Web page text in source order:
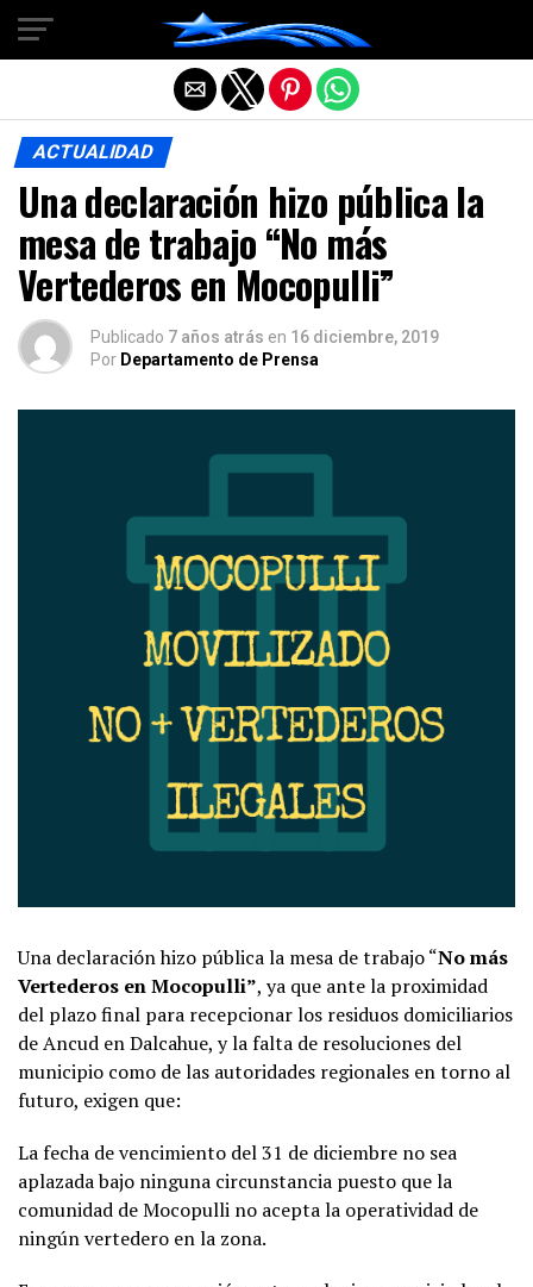
ACTUALIDAD
Una declaración hizo pública la
mesa de trabajo “No más
Vertederos en Mocopulli”
Publicado 7 años atrás en 16 diciembre, 2019
Por Departamento de Prensa
Una declaración hizo pública la mesa de trabajo “No más
Vertederos en Mocopulli”, ya que ante la proximidad
del plazo final para recepcionar los residuos domiciliarios
de Ancud en Dalcahue, y la falta de resoluciones del
municipio como de las autoridades regionales en torno al
futuro, exigen que:
La fecha de vencimiento del 31 de diciembre no sea
aplazada bajo ninguna circunstancia puesto que la
comunidad de Mocopulli no acepta la operatividad de
ningún vertedero en la zona.
Salir de la versión móvil